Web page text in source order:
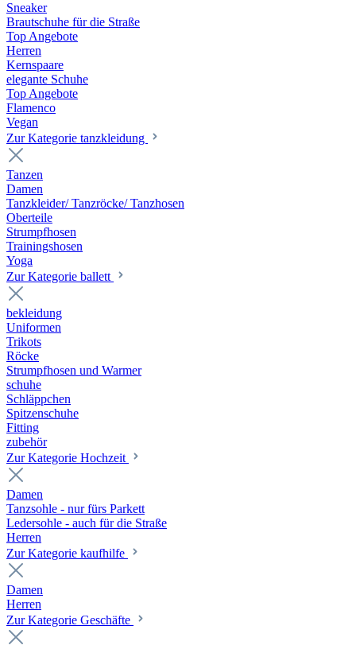
Sneaker
Brautschuhe für die Straße
Top Angebote
Herren
Kernspaare
elegante Schuhe
Top Angebote
Flamenco
Vegan
Zur Kategorie tanzkleidung
Tanzen
Damen
Tanzkleider/ Tanzröcke/ Tanzhosen
Oberteile
Strumpfhosen
Trainingshosen
Yoga
Zur Kategorie ballett
bekleidung
Uniformen
Trikots
Röcke
Strumpfhosen und Warmer
schuhe
Schläppchen
Spitzenschuhe
Fitting
zubehör
Zur Kategorie Hochzeit
Damen
Tanzsohle - nur fürs Parkett
Ledersohle - auch für die Straße
Herren
Zur Kategorie kaufhilfe
Damen
Herren
Zur Kategorie Geschäfte